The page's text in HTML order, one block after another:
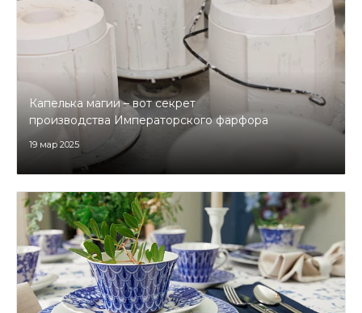
Капелька магии – вот секрет
производства Императорского фарфора
19 мар 2025